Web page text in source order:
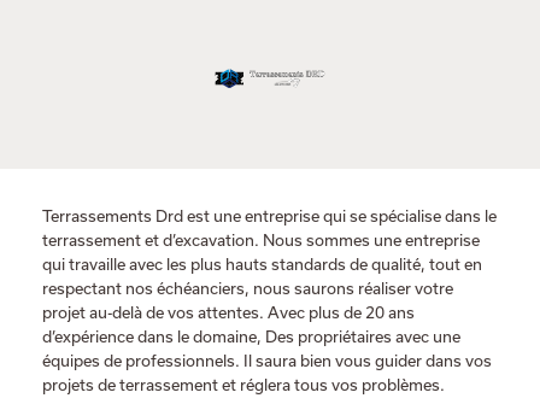
Terrassements Drd est une entreprise qui se spécialise dans le
terrassement et d’excavation. Nous sommes une entreprise
qui travaille avec les plus hauts standards de qualité, tout en
respectant nos échéanciers, nous saurons réaliser votre
projet au-delà de vos attentes. Avec plus de 20 ans
d’expérience dans le domaine, Des propriétaires avec une
équipes de professionnels. Il saura bien vous guider dans vos
projets de terrassement et réglera tous vos problèmes.